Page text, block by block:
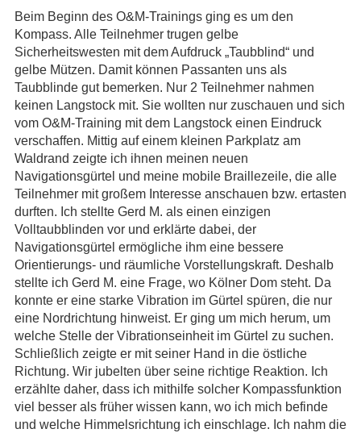
Beim Beginn des O&M-Trainings ging es um den
Kompass. Alle Teilnehmer trugen gelbe
Sicherheitswesten mit dem Aufdruck „Taubblind“ und
gelbe Mützen. Damit können Passanten uns als
Taubblinde gut bemerken. Nur 2 Teilnehmer nahmen
keinen Langstock mit. Sie wollten nur zuschauen und sich
vom O&M-Training mit dem Langstock einen Eindruck
verschaffen. Mittig auf einem kleinen Parkplatz am
Waldrand zeigte ich ihnen meinen neuen
Navigationsgürtel und meine mobile Braillezeile, die alle
Teilnehmer mit großem Interesse anschauen bzw. ertasten
durften. Ich stellte Gerd M. als einen einzigen
Volltaubblinden vor und erklärte dabei, der
Navigationsgürtel ermögliche ihm eine bessere
Orientierungs- und räumliche Vorstellungskraft. Deshalb
stellte ich Gerd M. eine Frage, wo Kölner Dom steht. Da
konnte er eine starke Vibration im Gürtel spüren, die nur
eine Nordrichtung hinweist. Er ging um mich herum, um
welche Stelle der Vibrationseinheit im Gürtel zu suchen.
Schließlich zeigte er mit seiner Hand in die östliche
Richtung. Wir jubelten über seine richtige Reaktion. Ich
erzählte daher, dass ich mithilfe solcher Kompassfunktion
viel besser als früher wissen kann, wo ich mich befinde
und welche Himmelsrichtung ich einschlage. Ich nahm die